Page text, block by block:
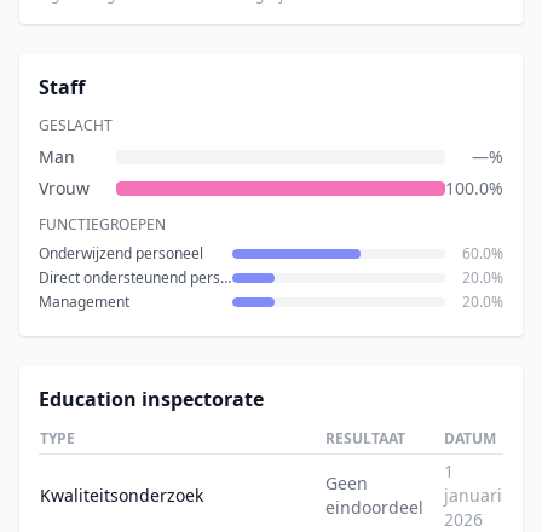
Staff
GESLACHT
Man
—%
Vrouw
100.0%
FUNCTIEGROEPEN
Onderwijzend personeel
60.0%
Direct ondersteunend personeel
20.0%
Management
20.0%
Education inspectorate
TYPE RESULTAAT DATUM
Kwaliteitsonderzoek
Geen
eindoordeel
1
januari
2026